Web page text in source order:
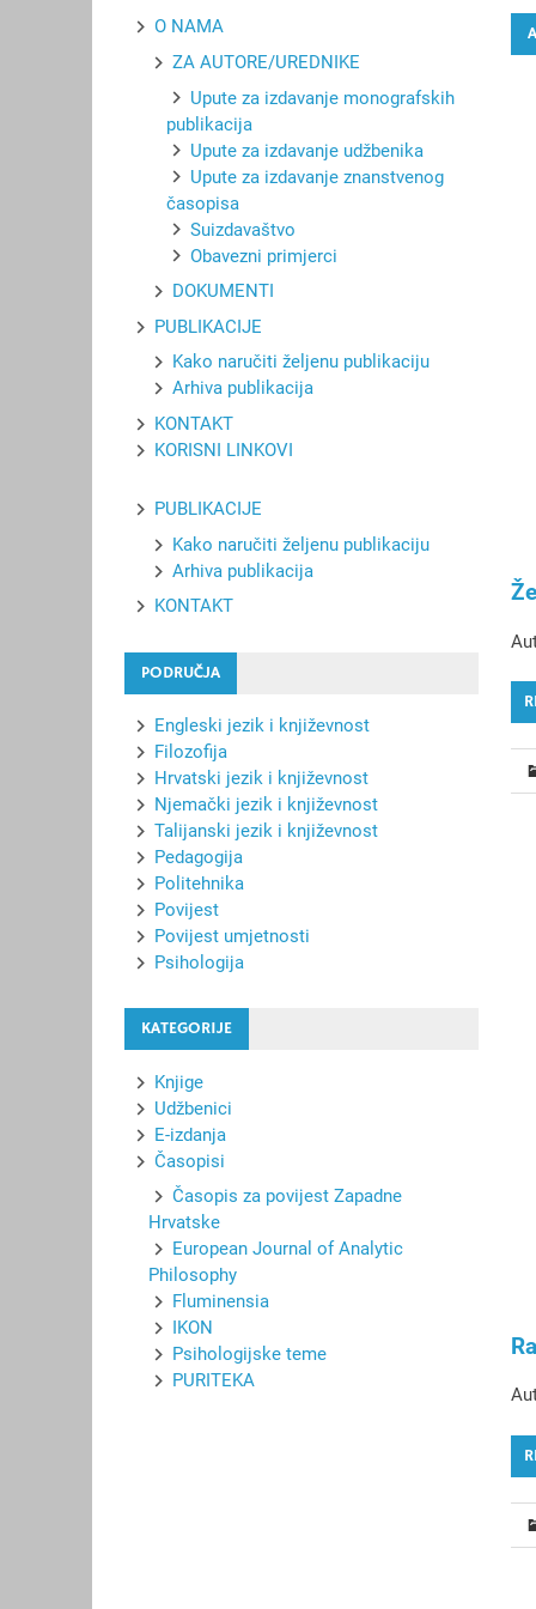
O NAMA
ZA AUTORE/UREDNIKE
Upute za izdavanje monografskih
publikacija
Upute za izdavanje udžbenika
Upute za izdavanje znanstvenog
časopisa
Suizdavaštvo
Obavezni primjerci
DOKUMENTI
PUBLIKACIJE
Kako naručiti željenu publikaciju
Arhiva publikacija
KONTAKT
KORISNI LINKOVI
PUBLIKACIJE
Kako naručiti željenu publikaciju
Arhiva publikacija
KONTAKT
PODRUČJA
Engleski jezik i književnost
Filozofija
Hrvatski jezik i književnost
Njemački jezik i književnost
Talijanski jezik i književnost
Pedagogija
Politehnika
Povijest
Povijest umjetnosti
Psihologija
KATEGORIJE
Knjige
Udžbenici
E-izdanja
Časopisi
Časopis za povijest Zapadne
Hrvatske
European Journal of Analytic
Philosophy
Fluminensia
IKON
Psihologijske teme
PURITEKA